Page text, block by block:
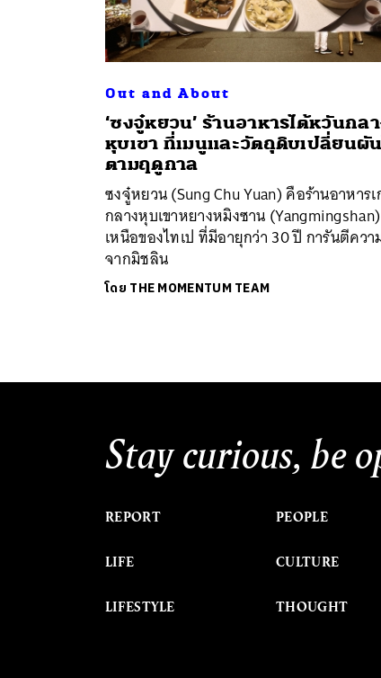
Out and About
‘ซงจู๋หยวน’ ร้านอาหารไต้หวันกล
หุบเขา ที่เมนูและวัตถุดิบเปลี่ยนผั
ตามฤดูกาล
ซงจู๋หยวน (Sung Chu Yuan) คือร้านอาหาร
กลางหุบเขาหยางหมิงซาน
เหนือของไทเป ที่มีอายุกว่า 30 ปี การันตีคว
จากมิชลิน
โดย THE MOMENTUM TEAM
Stay curious, be
REPORT
LIFE
LIFESTYLE
PEOPLE
CULTURE
THOUGHT